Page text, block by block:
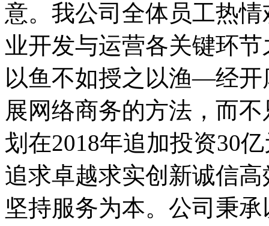
意。我公司全体员工热
业开发与运营各关键环
以鱼不如授之以渔—经
展网络商务的方法，而
划在2018年追加投资30
追求卓越求实创新诚信
坚持服务为本。公司秉